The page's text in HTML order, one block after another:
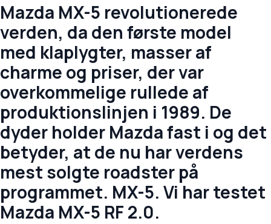
Mazda MX-5 revolutionerede
verden, da den første model
med klaplygter, masser af
charme og priser, der var
overkommelige rullede af
produktionslinjen i 1989. De
dyder holder Mazda fast i og det
betyder, at de nu har verdens
mest solgte roadster på
programmet. MX-5. Vi har testet
Mazda MX-5 RF 2.0.